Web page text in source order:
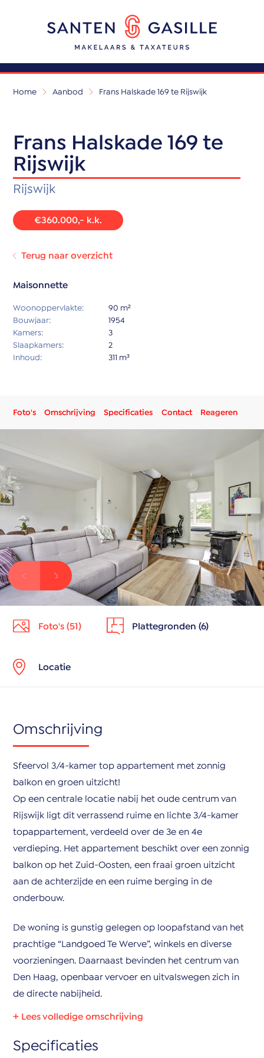
Home Aanbod Frans Halskade 169 te Rijswijk
Frans Halskade 169 te
Rijswijk
Rijswijk
€360.000,- k.k.
Terug naar overzicht
Maisonnette
Woonoppervlakte:
90 m²
Bouwjaar:
1954
Kamers:
3
Slaapkamers:
2
Inhoud:
311 m³
Foto's Omschrijving Specificaties Contact Reageren
Foto's (51) Plattegronden (6)
Locatie
Omschrijving
Sfeervol 3/4-kamer top appartement met zonnig
balkon en groen uitzicht!
Op een centrale locatie nabij het oude centrum van
Rijswijk ligt dit verrassend ruime en lichte 3/4-kamer
topappartement, verdeeld over de 3e en 4e
verdieping. Het appartement beschikt over een zonnig
balkon op het Zuid-Oosten, een fraai groen uitzicht
aan de achterzijde en een ruime berging in de
onderbouw.
De woning is gunstig gelegen op loopafstand van het
prachtige “Landgoed Te Werve”, winkels en diverse
voorzieningen. Daarnaast bevinden het centrum van
Den Haag, openbaar vervoer en uitvalswegen zich in
de directe nabijheid.
Begane grond
Specificaties